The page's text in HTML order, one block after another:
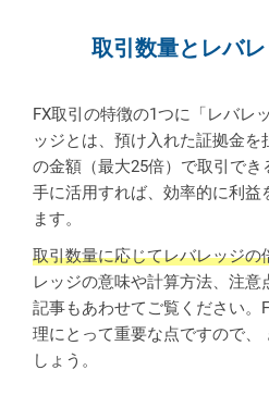
取引数量とレバ
FX取引の特徴の1つに「レバレ
ッジとは、預け入れた証拠金を
の金額（最大25倍）で取引で
手に活用すれば、効率的に利益
ます。
取引数量に応じてレバレッジの
レッジの意味や計算方法、注
記事もあわせてご覧ください。
理にとって重要な点ですので、
しょう。